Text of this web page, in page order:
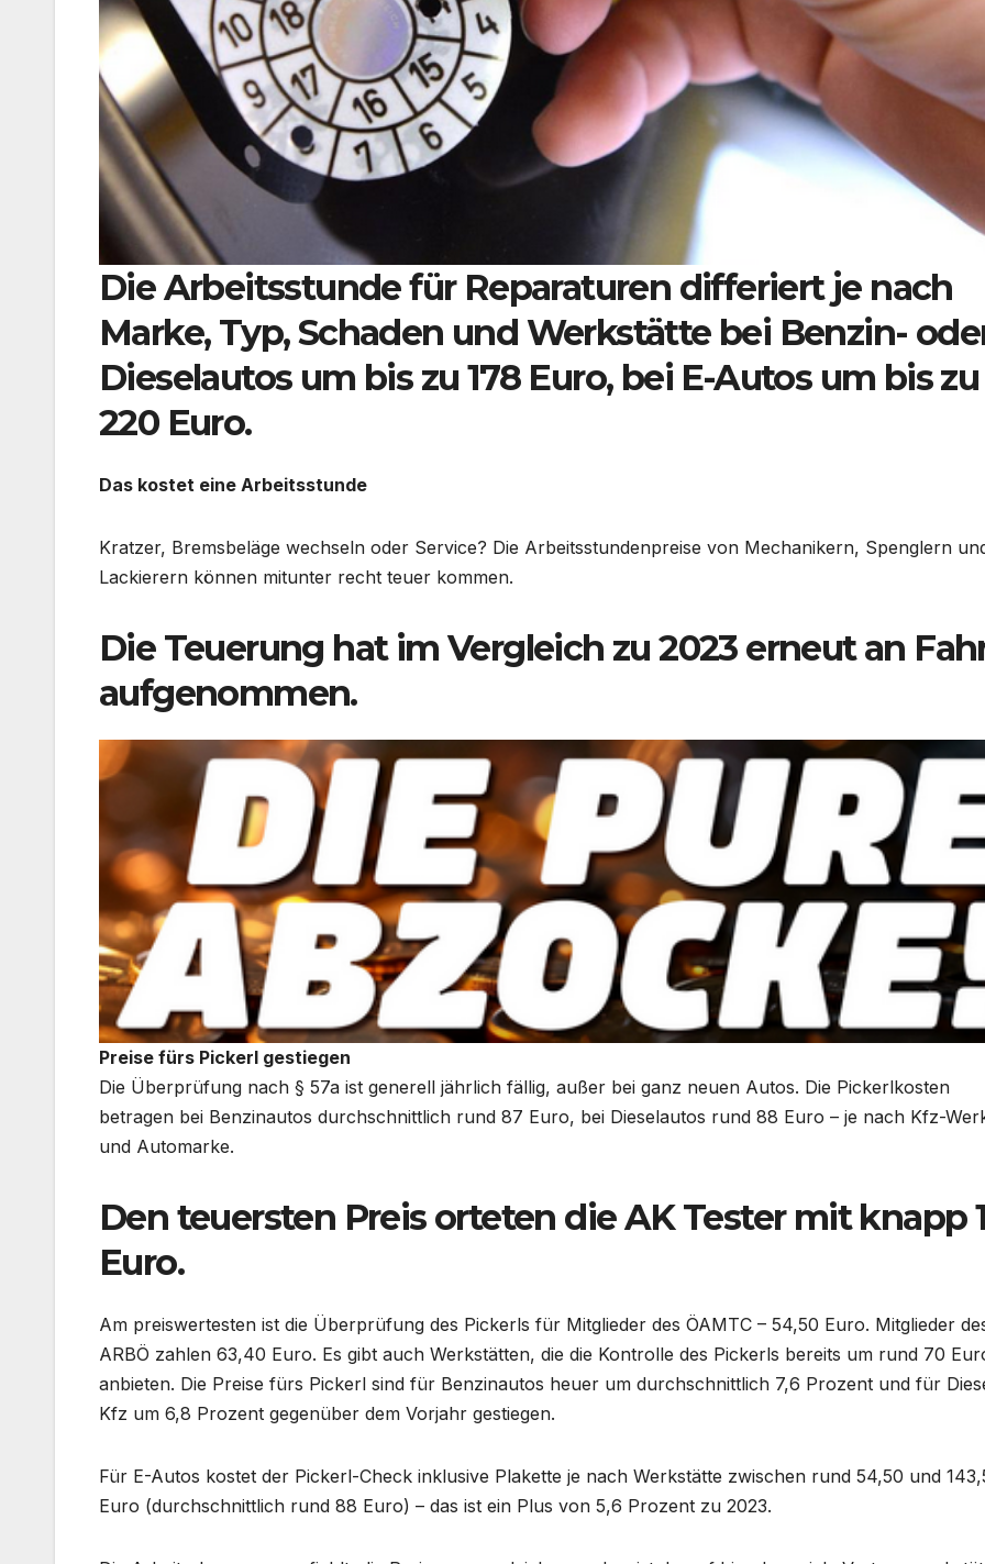
Die Arbeitsstunde für Reparaturen differiert je nach
Marke, Typ, Schaden und Werkstätte bei Benzin-
Dieselautos um bis zu 178 Euro, bei E-Autos um bis zu
220 Euro.
Das kostet eine Arbeitsstunde
Kratzer, Bremsbeläge wechseln oder Service? Die Arbeitsstundenpreise von Mechanikern, Spenglern
Lackierern können mitunter recht teuer kommen.
Die Teuerung hat im Vergleich zu 2023 erneut an
aufgenommen.
Preise fürs Pickerl gestiegen
Die Überprüfung nach § 57a ist generell jährlich fällig, außer bei ganz neuen Autos. Die Pickerlkosten
betragen bei Benzinautos durchschnittlich rund 87 Euro, bei Dieselautos rund 88 Euro – je nach Kfz-
und Automarke.
Den teuersten Preis orteten die AK Tester mit knapp
Euro.
Am preiswertesten ist die Überprüfung des Pickerls für Mitglieder des ÖAMTC – 54,50 Euro. Mitglieder
ARBÖ zahlen 63,40 Euro. Es gibt auch Werkstätten, die die Kontrolle des Pickerls bereits um rund 70
anbieten. Die Preise fürs Pickerl sind für Benzinautos heuer um durchschnittlich 7,6 Prozent und für
Kfz um 6,8 Prozent gegenüber dem Vorjahr gestiegen.
Für E-Autos kostet der Pickerl-Check inklusive Plakette je nach Werkstätte zwischen rund 54,50 und
Euro (durchschnittlich rund 88 Euro) – das ist ein Plus von 5,6 Prozent zu 2023.